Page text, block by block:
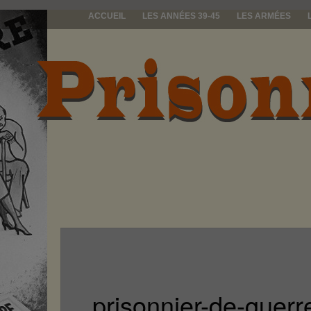
ACCUEIL LES ANNÉES 39-45 LES ARMÉES
prisonniers